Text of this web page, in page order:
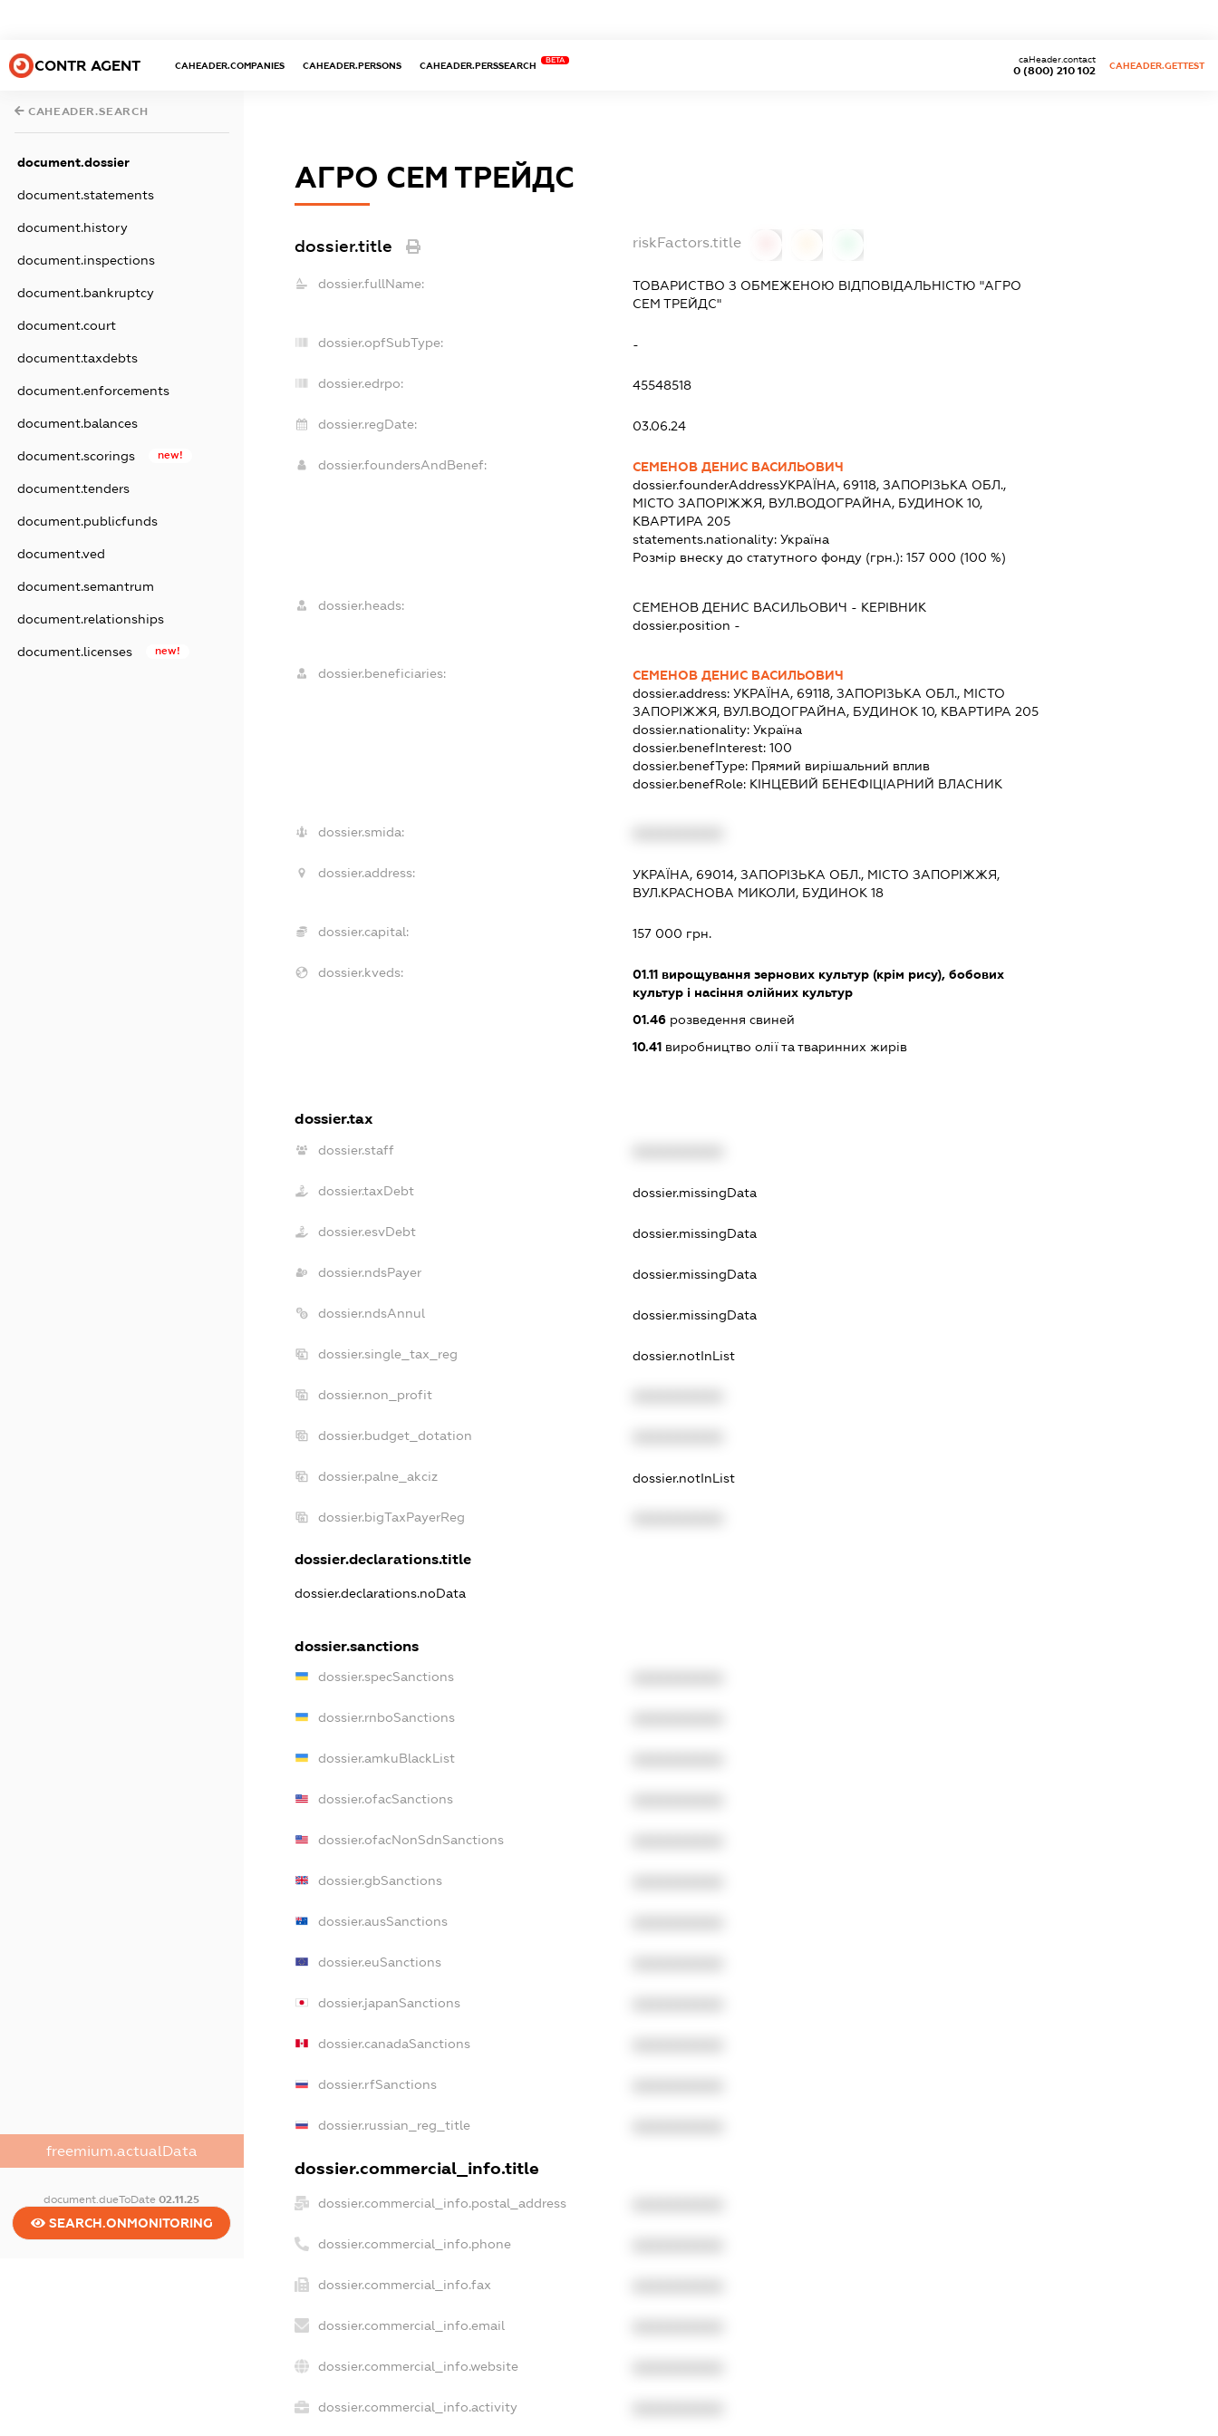
CONTR AGENT CAHEADER.COMPANIES CAHEADER.PERSONS CAHEADER.PERSSEARCH
BETA
0 (800) 210 102
caHeader.contact
CAHEADER.GETTEST
CAHEADER.SEARCH
document.dossier
document.statements
document.history
document.inspections
document.bankruptcy
document.court
document.taxdebts
document.enforcements
document.balances
document.scorings new!
document.tenders
document.publicfunds
document.ved
document.semantrum
document.relationships
document.licenses new!
freemium.actualData
document.dueToDate02.11.25
SEARCH.ONMONITORING
АГРО СЕМ ТРЕЙДС
dossier.title riskFactors.title
dossier.fullName:
ТОВАРИСТВО З ОБМЕЖЕНОЮ ВІДПОВІДАЛЬНІСТЮ "АГРО
СЕМ ТРЕЙДС"
dossier.opfSubType: -
dossier.edrpo: 45548518
dossier.regDate: 03.06.24
dossier.foundersAndBenef:
СЕМЕНОВ ДЕНИС ВАСИЛЬОВИЧ
dossier.founderAddressУКРАЇНА, 69118, ЗАПОРІЗЬКА ОБЛ.,
МІСТО ЗАПОРІЖЖЯ, ВУЛ.ВОДОГРАЙНА, БУДИНОК 10,
КВАРТИРА 205
statements.nationality: Україна
Розмір внеску до статутного фонду (грн.): 157 000 (100 %)
dossier.heads: СЕМЕНОВ ДЕНИС ВАСИЛЬОВИЧ - КЕРІВНИК
dossier.position -
dossier.beneficiaries:
СЕМЕНОВ ДЕНИС ВАСИЛЬОВИЧ
dossier.address: УКРАЇНА, 69118, ЗАПОРІЗЬКА ОБЛ., МІСТО
ЗАПОРІЖЖЯ, ВУЛ.ВОДОГРАЙНА, БУДИНОК 10, КВАРТИРА 205
dossier.nationality: Україна
dossier.benefInterest: 100
dossier.benefType: Прямий вирішальний вплив
dossier.benefRole: КІНЦЕВИЙ БЕНЕФІЦІАРНИЙ ВЛАСНИК
dossier.smida:
dossier.address:
УКРАЇНА, 69014, ЗАПОРІЗЬКА ОБЛ., МІСТО ЗАПОРІЖЖЯ,
ВУЛ.КРАСНОВА МИКОЛИ, БУДИНОК 18
dossier.capital: 157 000 грн.
dossier.kveds: 01.11вирощування зернових культур (крім рису), бобових
культур і насіння олійних культур
01.46розведення свиней
10.41виробництво олії та тваринних жирів
dossier.tax
dossier.staff
dossier.taxDebt dossier.missingData
dossier.esvDebt dossier.missingData
dossier.ndsPayer dossier.missingData
dossier.ndsAnnul dossier.missingData
dossier.single_tax_reg dossier.notInList
dossier.non_profit
dossier.budget_dotation
dossier.palne_akciz dossier.notInList
dossier.bigTaxPayerReg
dossier.declarations.title
dossier.declarations.noData
dossier.sanctions
dossier.specSanctions
dossier.rnboSanctions
dossier.amkuBlackList
dossier.ofacSanctions
dossier.ofacNonSdnSanctions
dossier.gbSanctions
dossier.ausSanctions
dossier.euSanctions
dossier.japanSanctions
dossier.canadaSanctions
dossier.rfSanctions
dossier.russian_reg_title
dossier.commercial_info.title
dossier.commercial_info.postal_address
dossier.commercial_info.phone
dossier.commercial_info.fax
dossier.commercial_info.email
dossier.commercial_info.website
dossier.commercial_info.activity